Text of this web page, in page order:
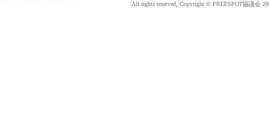
All rights reserved, Copyright © FREESPOT協議会